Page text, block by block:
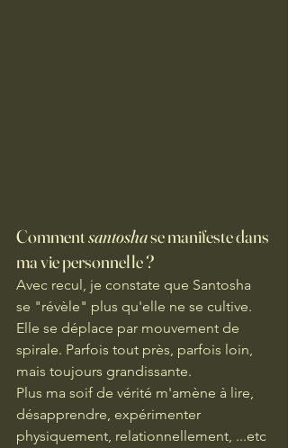
Comment santosha se manifeste dans
ma vie personnelle ?
Avec recul, je constate que Santosha
se "révèle" plus qu'elle ne se cultive.
Elle se déplace par mouvement de
spirale. Parfois tout près, parfois loin,
mais toujours grandissante.
Plus ma soif de vérité m'amène à lire,
désapprendre, expérimenter
physiquement, relationnellement, ...etc